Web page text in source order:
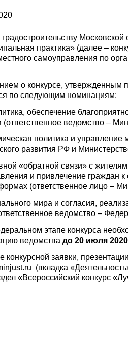
градостроительству
практика» (далее –
самоуправления по
о конкурсе,
по следующим номинациям:
обеспечение
(ответственное ведомство –
политика и
развития РФ и
«обратной связи» с
и привлечение граждан
(ответственное лицо –
мира и согласия,
ведомство –
этапе конкурса
ведомства до 20 июля 2020
конкурсной заявки,
(вкладка
«Всероссийский конкурс